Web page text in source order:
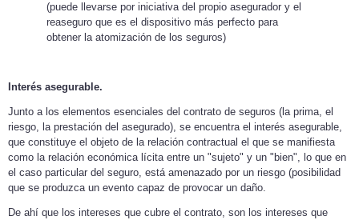
(puede llevarse por iniciativa del propio asegurador y el
reaseguro que es el dispositivo más perfecto para
obtener la atomización de los seguros)
Interés asegurable.
Junto a los elementos esenciales del contrato de seguros (la prima, el
riesgo, la prestación del asegurado), se encuentra el interés asegurable,
que constituye el objeto de la relación contractual el que se manifiesta
como la relación económica lícita entre un "sujeto" y un "bien", lo que en
el caso particular del seguro, está amenazado por un riesgo (posibilidad
que se produzca un evento capaz de provocar un daño.
De ahí que los intereses que cubre el contrato, son los intereses que